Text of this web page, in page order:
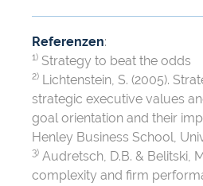
Referenzen:
1) Strategy to beat the odds
2) Lichtenstein, S. (2005).
strategic executive values
goal orientation and their
Henley Business School,
3) Audretsch, D.B. & Belitski,
complexity and firm